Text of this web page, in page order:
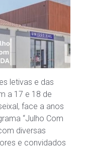
letivas e das
a 17 e 18 de
face a anos
“Julho Com
diversas
e convidados